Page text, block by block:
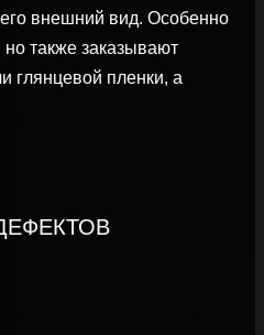
внешний вид. Особенно
также заказывают
глянцевой пленки, а